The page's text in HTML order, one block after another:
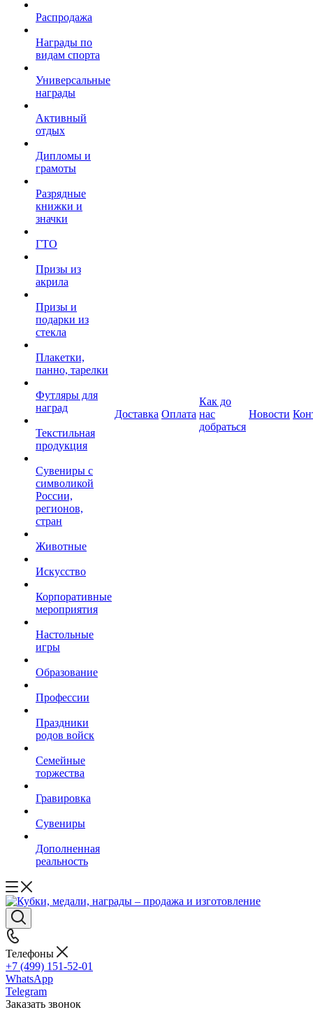
Распродажа
Награды по
видам спорта
Универсальные
награды
Активный
отдых
Дипломы и
грамоты
Разрядные
книжки и
значки
ГТО
Призы из
акрила
Призы и
подарки из
стекла
Плакетки,
панно, тарелки
Футляры для
наград
Текстильная
продукция
Сувениры с
символикой
России,
регионов,
стран
Животные
Искусство
Корпоративные
мероприятия
Настольные
игры
Образование
Профессии
Праздники
родов войск
Семейные
торжества
Гравировка
Сувениры
Дополненная
реальность
Доставка Оплата
Как до
нас
добраться
Новости
Телефоны
+7 (499) 151-52-01
WhatsApp
Telegram
Заказать звонок